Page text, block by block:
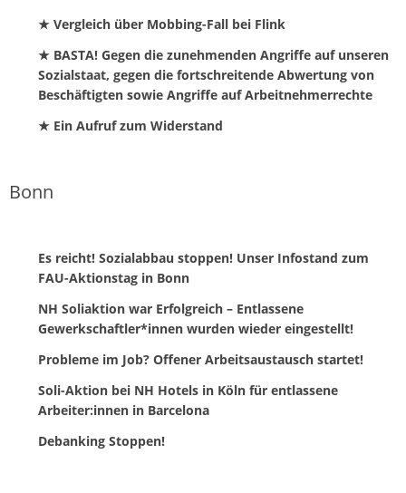
★ Vergleich über Mobbing-Fall bei Flink
★ BASTA! Gegen die zunehmenden Angriffe auf unseren
Sozialstaat, gegen die fortschreitende Abwertung von
Beschäftigten sowie Angriffe auf Arbeitnehmerrechte
★ Ein Aufruf zum Widerstand
Bonn
Es reicht! Sozialabbau stoppen! Unser Infostand zum
FAU-Aktionstag in Bonn
NH Soliaktion war Erfolgreich – Entlassene
Gewerkschaftler*innen wurden wieder eingestellt!
Probleme im Job? Offener Arbeitsaustausch startet!
Soli-Aktion bei NH Hotels in Köln für entlassene
Arbeiter:innen in Barcelona
Debanking Stoppen!